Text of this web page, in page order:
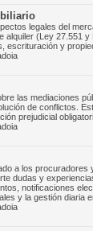
legales del
alquiler (Ley 27.551
escrituración y
las mediaciones
de conflictos.
prejudicial
a los procuradores
dudas y
notificaciones
y la gestión diaria